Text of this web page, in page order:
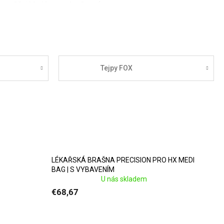
obdobia. Tejpy FOX
LÉKAŘSKÁ BRAŠNA PRECISION PRO HX MEDI
BAG | S VYBAVENÍM
U nás skladem
€68,67